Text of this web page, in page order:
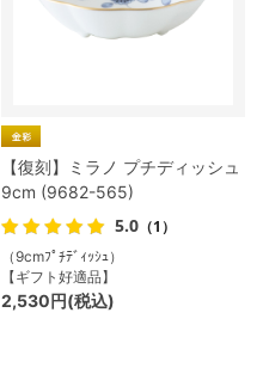
【復刻】ミラノ プチディッシュ
9cm (9682-565)
5.0 （1）
（9cmﾌﾟﾁﾃﾞｨｯｼｭ）
【ギフト好適品】
2,530円(税込)